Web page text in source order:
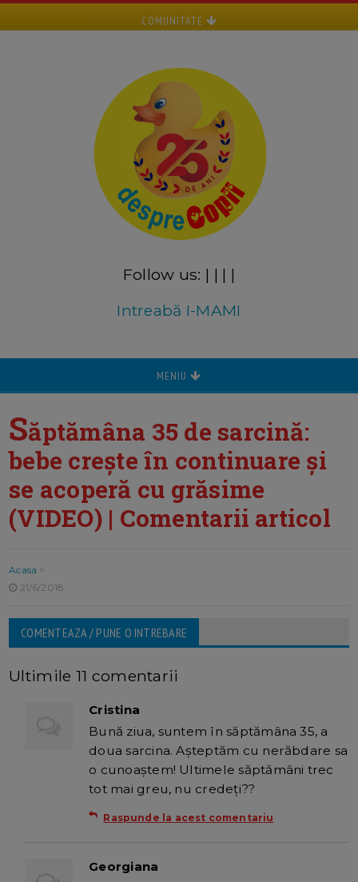
COMUNITATE
Follow us: | | | |
Intreabă I-MAMI
MENIU
Săptămâna 35 de sarcină:
bebe crește în continuare și
se acoperă cu grăsime
(VIDEO) | Comentarii articol
Acasa >
21/6/2018
COMENTEAZA / PUNE O INTREBARE
Ultimile 11 comentarii
Cristina
Bună ziua, suntem în săptămâna 35, a
doua sarcina. Așteptăm cu nerăbdare sa
o cunoaștem! Ultimele săptămâni trec
tot mai greu, nu credeți??
Raspunde la acest comentariu
Georgiana